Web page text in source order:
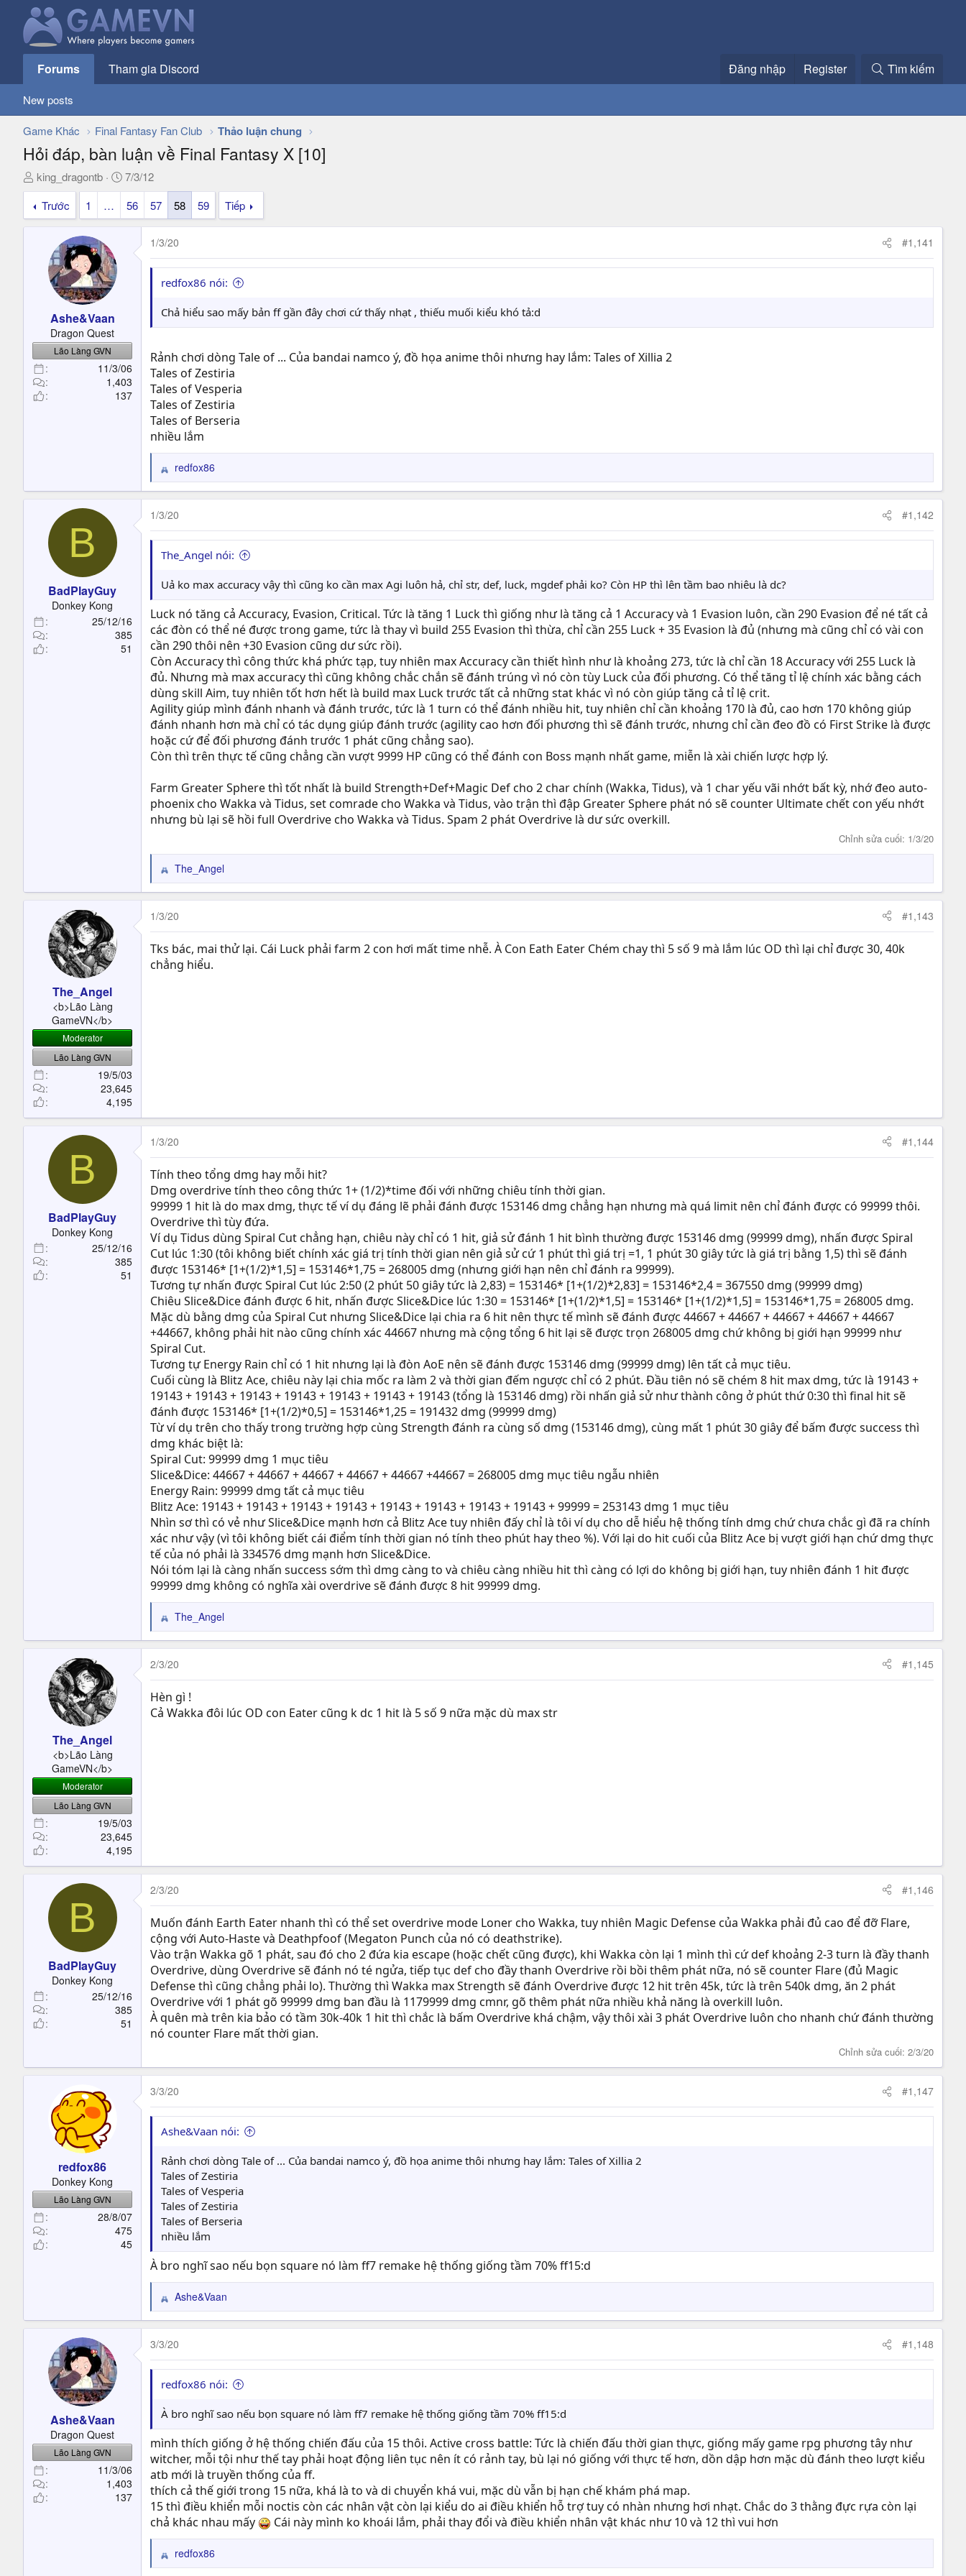
Forums Tham gia Discord Đăng nhập Register Tìm kiếm
New posts
Game Khác Final Fantasy Fan Club Thảo luận chung
Hỏi đáp, bàn luận về Final Fantasy X [10]
T
h
e
e
r
king_dragontb
N
g
à
y
7/3/12
Trước
1 … 56 57 58 59 Tiếp
Ashe&Vaan
Dragon Quest
Lão Làng GVN
11/3/06
1,403
137
1/3/20 #1,141
redfox86 nói:
Chả hiểu sao mấy bản ff gần đây chơi cứ thấy nhạt , thiếu muối kiểu khó tả:d
Rảnh chơi dòng Tale of ... Của bandai namco ý, đồ họa anime thôi nhưng hay lắm: Tales of Xillia 2
Tales of Zestiria
Tales of Vesperia
Tales of Zestiria
Tales of Berseria
nhiều lắm
R
e
a
c
t
i
o
s
redfox86
B
BadPlayGuy
Donkey Kong
25/12/16
385
51
1/3/20 #1,142
The_Angel nói:
Uả ko max accuracy vậy thì cũng ko cần max Agi luôn hả, chỉ str, def, luck, mgdef phải ko? Còn HP thì lên tầm bao nhiêu là dc?
Luck nó tăng cả Accuracy, Evasion, Critical. Tức là tăng 1 Luck thì giống như là tăng cả 1 Accuracy và 1 Evasion luôn, cần 290 Evasion để né tất cả
các đòn có thể né được trong game, tức là thay vì build 255 Evasion thì thừa, chỉ cần 255 Luck + 35 Evasion là đủ (nhưng mà cũng chỉ có vài con
cần 290 thôi nên +30 Evasion cũng dư sức rồi).
Còn Accuracy thì công thức khá phức tạp, tuy nhiên max Accuracy cần thiết hình như là khoảng 273, tức là chỉ cần 18 Accuracy với 255 Luck là
đủ. Nhưng mà max accuracy thì cũng không chắc chắn sẽ đánh trúng vì nó còn tùy Luck của đối phương. Có thể tăng tỉ lệ chính xác bằng cách
dùng skill Aim, tuy nhiên tốt hơn hết là build max Luck trước tất cả những stat khác vì nó còn giúp tăng cả tỉ lệ crit.
Agility giúp mình đánh nhanh và đánh trước, tức là 1 turn có thể đánh nhiều hit, tuy nhiên chỉ cần khoảng 170 là đủ, cao hơn 170 không giúp
đánh nhanh hơn mà chỉ có tác dụng giúp đánh trước (agility cao hơn đối phương thì sẽ đánh trước, nhưng chỉ cần đeo đồ có First Strike là được
hoặc cứ để đối phương đánh trước 1 phát cũng chẳng sao).
Còn thì trên thực tế cũng chẳng cần vượt 9999 HP cũng có thể đánh con Boss mạnh nhất game, miễn là xài chiến lược hợp lý.
Farm Greater Sphere thì tốt nhất là build Strength+Def+Magic Def cho 2 char chính (Wakka, Tidus), và 1 char yếu vãi nhớt bất kỳ, nhớ đeo auto-
phoenix cho Wakka và Tidus, set comrade cho Wakka và Tidus, vào trận thì đập Greater Sphere phát nó sẽ counter Ultimate chết con yếu nhớt
nhưng bù lại sẽ hồi full Overdrive cho Wakka và Tidus. Spam 2 phát Overdrive là dư sức overkill.
Chỉnh sửa cuối: 1/3/20
R
e
a
c
t
i
o
n
The_Angel
The_Angel
<b>Lão Làng
GameVN</b>
Moderator
Lão Làng GVN
19/5/03
23,645
4,195
1/3/20 #1,143
Tks bác, mai thử lại. Cái Luck phải farm 2 con hơi mất time nhễ. À Con Eath Eater Chém chay thì 5 số 9 mà lắm lúc OD thì lại chỉ được 30, 40k
chẳng hiểu.
B
BadPlayGuy
Donkey Kong
25/12/16
385
51
1/3/20 #1,144
Tính theo tổng dmg hay mỗi hit?
Dmg overdrive tính theo công thức 1+ (1/2)*time đối với những chiêu tính thời gian.
99999 1 hit là do max dmg, thực tế ví dụ đáng lẽ phải đánh được 153146 dmg chẳng hạn nhưng mà quá limit nên chỉ đánh được có 99999 thôi.
Overdrive thì tùy đứa.
Ví dụ Tidus dùng Spiral Cut chẳng hạn, chiêu này chỉ có 1 hit, giả sử đánh 1 hit bình thường được 153146 dmg (99999 dmg), nhấn được Spiral
Cut lúc 1:30 (tôi không biết chính xác giá trị tính thời gian nên giả sử cứ 1 phút thì giá trị =1, 1 phút 30 giây tức là giá trị bằng 1,5) thì sẽ đánh
được 153146* [1+(1/2)*1,5] = 153146*1,75 = 268005 dmg (nhưng giới hạn nên chỉ đánh ra 99999).
Tương tự nhấn được Spiral Cut lúc 2:50 (2 phút 50 giây tức là 2,83) = 153146* [1+(1/2)*2,83] = 153146*2,4 = 367550 dmg (99999 dmg)
Chiêu Slice&Dice đánh được 6 hit, nhấn được Slice&Dice lúc 1:30 = 153146* [1+(1/2)*1,5] = 153146* [1+(1/2)*1,5] = 153146*1,75 = 268005 dmg.
Mặc dù bằng dmg của Spiral Cut nhưng Slice&Dice lại chia ra 6 hit nên thực tế mình sẽ đánh được 44667 + 44667 + 44667 + 44667 + 44667
+44667, không phải hit nào cũng chính xác 44667 nhưng mà cộng tổng 6 hit lại sẽ được trọn 268005 dmg chứ không bị giới hạn 99999 như
Spiral Cut.
Tương tự Energy Rain chỉ có 1 hit nhưng lại là đòn AoE nên sẽ đánh được 153146 dmg (99999 dmg) lên tất cả mục tiêu.
Cuối cùng là Blitz Ace, chiêu này lại chia mốc ra làm 2 và thời gian đếm ngược chỉ có 2 phút. Đầu tiên nó sẽ chém 8 hit max dmg, tức là 19143 +
19143 + 19143 + 19143 + 19143 + 19143 + 19143 + 19143 (tổng là 153146 dmg) rồi nhấn giả sử như thành công ở phút thứ 0:30 thì final hit sẽ
đánh được 153146* [1+(1/2)*0,5] = 153146*1,25 = 191432 dmg (99999 dmg)
Từ ví dụ trên cho thấy trong trường hợp cùng Strength đánh ra cùng số dmg (153146 dmg), cùng mất 1 phút 30 giây để bấm được success thì
dmg khác biệt là:
Spiral Cut: 99999 dmg 1 mục tiêu
Slice&Dice: 44667 + 44667 + 44667 + 44667 + 44667 +44667 = 268005 dmg mục tiêu ngẫu nhiên
Energy Rain: 99999 dmg tất cả mục tiêu
Blitz Ace: 19143 + 19143 + 19143 + 19143 + 19143 + 19143 + 19143 + 19143 + 99999 = 253143 dmg 1 mục tiêu
Nhìn sơ thì có vẻ như Slice&Dice mạnh hơn cả Blitz Ace tuy nhiên đấy chỉ là tôi ví dụ cho dễ hiểu hệ thống tính dmg chứ chưa chắc gì đã ra chính
xác như vậy (vì tôi không biết cái điểm tính thời gian nó tính theo phút hay theo %). Với lại do hit cuối của Blitz Ace bị vượt giới hạn chứ dmg thực
tế của nó phải là 334576 dmg mạnh hơn Slice&Dice.
Nói tóm lại là càng nhấn success sớm thì dmg càng to và chiêu càng nhiều hit thì càng có lợi do không bị giới hạn, tuy nhiên đánh 1 hit được
99999 dmg không có nghĩa xài overdrive sẽ đánh được 8 hit 99999 dmg.
R
e
a
c
t
o
n
The_Angel
The_Angel
<b>Lão Làng
GameVN</b>
Moderator
Lão Làng GVN
19/5/03
23,645
4,195
2/3/20 #1,145
Hèn gì !
Cả Wakka đôi lúc OD con Eater cũng k dc 1 hit là 5 số 9 nữa mặc dù max str
B
BadPlayGuy
Donkey Kong
25/12/16
385
51
2/3/20 #1,146
Muốn đánh Earth Eater nhanh thì có thể set overdrive mode Loner cho Wakka, tuy nhiên Magic Defense của Wakka phải đủ cao để đỡ Flare,
cộng với Auto-Haste và Deathpfoof (Megaton Punch của nó có deathstrike).
Vào trận Wakka gõ 1 phát, sau đó cho 2 đứa kia escape (hoặc chết cũng được), khi Wakka còn lại 1 mình thì cứ def khoảng 2-3 turn là đầy thanh
Overdrive, dùng Overdrive sẽ đánh nó té ngửa, tiếp tục def cho đầy thanh Overdrive rồi bồi thêm phát nữa, nó sẽ counter Flare (đủ Magic
Defense thì cũng chẳng phải lo). Thường thì Wakka max Strength sẽ đánh Overdrive được 12 hit trên 45k, tức là trên 540k dmg, ăn 2 phát
Overdrive với 1 phát gõ 99999 dmg ban đầu là 1179999 dmg cmnr, gõ thêm phát nữa nhiều khả năng là overkill luôn.
À quên mà trên kia bảo có tầm 30k-40k 1 hit thì chắc là bấm Overdrive khá chậm, vậy thôi xài 3 phát Overdrive luôn cho nhanh chứ đánh thường
nó counter Flare mất thời gian.
Chỉnh sửa cuối: 2/3/20
redfox86
Donkey Kong
Lão Làng GVN
28/8/07
475
45
3/3/20 #1,147
Ashe&Vaan nói:
Rảnh chơi dòng Tale of ... Của bandai namco ý, đồ họa anime thôi nhưng hay lắm: Tales of Xillia 2
Tales of Zestiria
Tales of Vesperia
Tales of Zestiria
Tales of Berseria
nhiều lắm
À bro nghĩ sao nếu bọn square nó làm ff7 remake hệ thống giống tầm 70% ff15:d
R
e
a
c
t
i
o
s
Ashe&Vaan
Ashe&Vaan
Dragon Quest
Lão Làng GVN
11/3/06
1,403
137
3/3/20 #1,148
redfox86 nói:
À bro nghĩ sao nếu bọn square nó làm ff7 remake hệ thống giống tầm 70% ff15:d
mình thích giống ở hệ thống chiến đấu của 15 thôi. Active cross battle: Tức là chiến đấu thời gian thực, giống mấy game rpg phương tây như
witcher, mỗi tội như thế tay phải hoạt động liên tục nên ít có rảnh tay, bù lại nó giống với thực tế hơn, dồn dập hơn mặc dù đánh theo lượt kiểu
atb mới là truyền thống của ff.
thích cả thế giới trong 15 nữa, khá là to và di chuyển khá vui, mặc dù vẫn bị hạn chế khám phá map.
15 thì điều khiển mỗi noctis còn các nhân vật còn lại kiểu do ai điều khiển hỗ trợ tuy có nhàn nhưng hơi nhạt. Chắc do 3 thằng đực rựa còn lại
chả khác nhau mấy
Cái này mình ko khoái lắm, phải thay đổi và điều khiển nhân vật khác như 10 và 12 thì vui hơn
R
e
redfox86